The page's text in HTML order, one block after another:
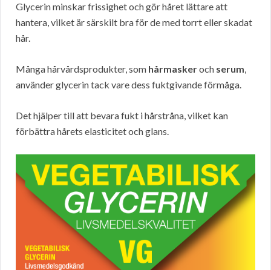
Glycerin minskar frissighet och gör håret lättare att
hantera, vilket är särskilt bra för de med torrt eller skadat
hår.
Många hårvårdsprodukter, som hårmaskeroch serum,
använder glycerin tack vare dess fuktgivande förmåga.
Det hjälper till att bevara fukt i hårstråna, vilket kan
förbättra hårets elasticitet och glans.